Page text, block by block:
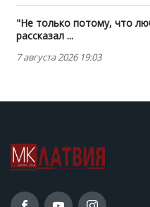
"Не только потому, что
рассказал ...
7 августа 2026 19:03